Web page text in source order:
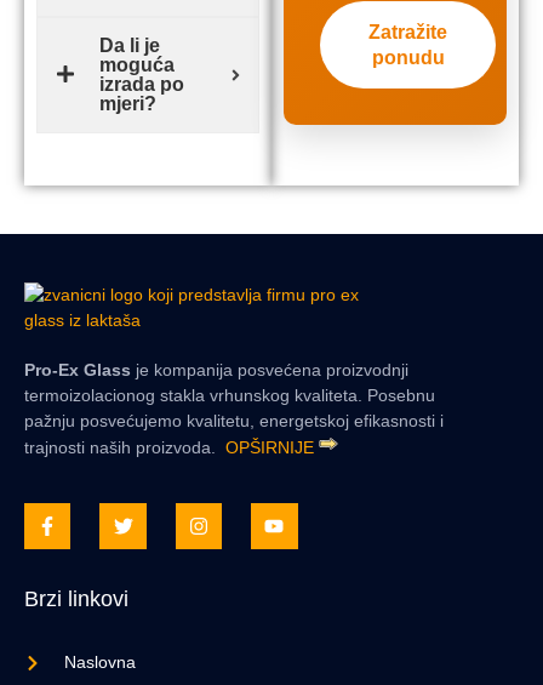
Da li je
moguća
izrada po
mjeri?
Zatražite
ponudu
Pro-Ex Glass je kompanija posvećena proizvodnji
termoizolacionog stakla vrhunskog kvaliteta. Posebnu
pažnju posvećujemo kvalitetu, energetskoj efikasnosti i
trajnosti naših proizvoda. OPŠIRNIJE
Brzi linkovi
Naslovna